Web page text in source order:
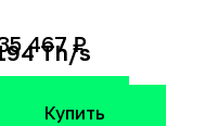
Th/s
Aximine
467 ₽
Купить